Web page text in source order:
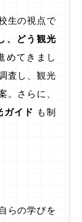
生の視点で
、どう観光
めてきまし
査し、観光
。さらに、
ガイド も制
らの学びを